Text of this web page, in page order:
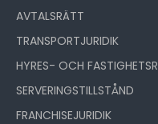
AVTALSRÄTT
TRANSPORTJURIDIK
HYRES- OCH
SERVERINGSTILLSTÅND
FRANCHISEJURIDIK